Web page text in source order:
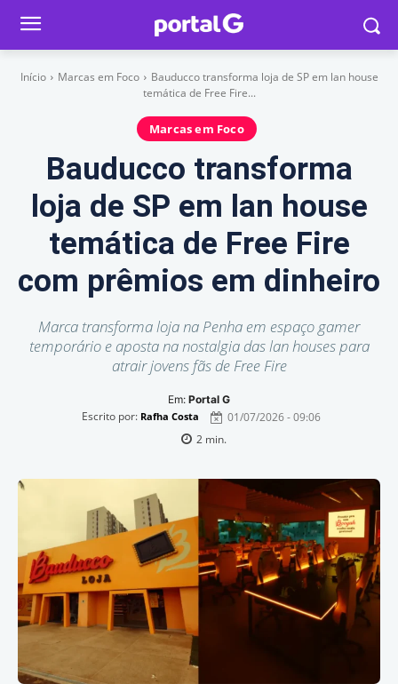
Início Marcas em Foco
Bauducco transforma loja de SP em lan house
temática de Free Fire...
Marcas em Foco
Bauducco transforma
loja de SP em lan house
temática de Free Fire
com prêmios em dinheiro
Marca transforma loja na Penha em espaço gamer
temporário e aposta na nostalgia das lan houses para
atrair jovens fãs de Free Fire
Em: Portal G
Escrito por: Rafha Costa
01/07/2026 - 09:06
2min.